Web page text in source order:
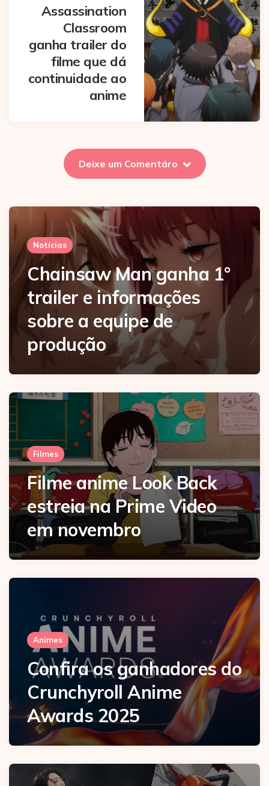
Assassination
Classroom
ganha trailer do
filme que dá
continuidade ao
anime
Deixe um Comentáro
Notícias
Chainsaw Man ganha 1°
trailer e informações
sobre a equipe de
produção
Filmes
Filme anime Look Back
estreia na Prime Video
em novembro
Animes
Confira os ganhadores do
Crunchyroll Anime
Awards 2025